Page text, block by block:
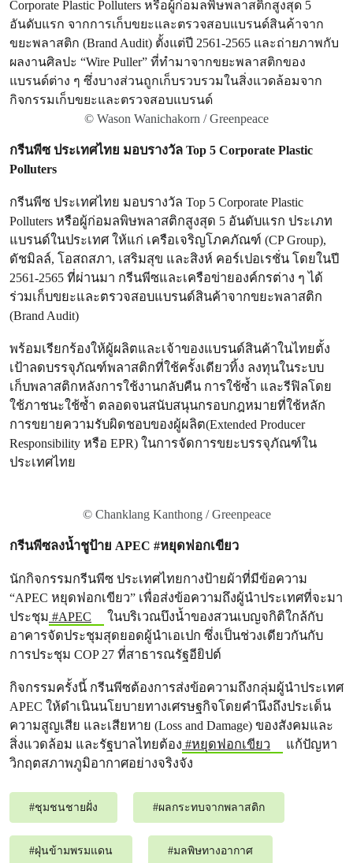
© Wason Wanichakorn / Greenpeace
กรีนพีซ ประเทศไทย มอบรางวัล Top 5 Corporate Plastic
Polluters
กรีนพีซ ประเทศไทย มอบรางวัล Top 5 Corporate Plastic
Polluters หรือผู้ก่อมลพิษพลาสติกสูงสุด 5 อันดับแรก ประเภท
แบรนด์ในประเทศ ให้แก่ เครือเจริญโภคภัณฑ์ (CP Group),
ดัชมิลล์, โอสถสภา, เสริมสุข และสิงห์ คอร์เปอเรชั่น โดยในปี
2561-2565 ที่ผ่านมา กรีนพีซและเครือข่ายองค์กรต่าง ๆ ได้
ร่วมเก็บขยะและตรวจสอบแบรนด์สินค้าจากขยะพลาสติก
(Brand Audit)
พร้อมเรียกร้องให้ผู้ผลิตและเจ้าของแบรนด์สินค้าในไทยตั้ง
เป้าลดบรรจุภัณฑ์พลาสติกที่ใช้ครั้งเดียวทิ้ง ลงทุนในระบบ
เก็บพลาสติกหลังการใช้งานกลับคืน การใช้ซ้ำ และรีฟิลโดย
ใช้ภาชนะใช้ซ้ำ ตลอดจนสนับสนุนกรอบกฎหมายที่ใช้หลัก
การขยายความรับผิดชอบของผู้ผลิต(Extended Producer
Responsibility หรือ EPR) ในการจัดการขยะบรรจุภัณฑ์ใน
ประเทศไทย
© Chanklang Kanthong / Greenpeace
กรีนพีซลงน้ำชูป้าย APEC #หยุดฟอกเขียว
นักกิจกรรมกรีนพีซ ประเทศไทยกางป้ายผ้าที่มีข้อความ
“APEC หยุดฟอกเขียว” เพื่อส่งข้อความถึงผู้นำประเทศที่จะมา
ประชุม #APEC
ในบริเวณบึงน้ำของสวนเบญจกิติใกล้กับ
อาคารจัดประชุมสุดยอดผู้นำเอเปก ซึ่งเป็นช่วงเดียวกันกับ
การประชุม COP 27 ที่สาธารณรัฐอียิปต์
กิจกรรมครั้งนี้ กรีนพีซต้องการส่งข้อความถึงกลุ่มผู้นำประเทศ
APEC ให้ดำเนินนโยบายทางเศรษฐกิจโดยคำนึงถึงประเด็น
ความสูญเสีย และเสียหาย (Loss and Damage) ของสังคมและ
สิ่งแวดล้อม และรัฐบาลไทยต้อง #หยุดฟอกเขียว
แก้ปัญหา
วิกฤตสภาพภูมิอากาศอย่างจริงจัง
#ชุมชนชายฝั่ง #ผลกระทบจากพลาสติก
#ฝุ่นข้ามพรมแดน #มลพิษทางอากาศ